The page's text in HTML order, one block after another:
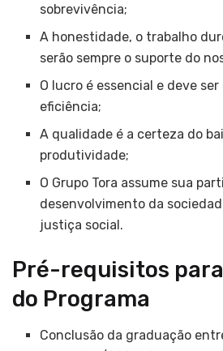
sobrevivência;
A honestidade, o trabalho
serão sempre o suporte do
O lucro é essencial e deve
eficiência;
A qualidade é a certeza do
produtividade;
O Grupo Tora assume sua
desenvolvimento da
justiça social.
Pré-requisitos
do Programa
Conclusão da graduação